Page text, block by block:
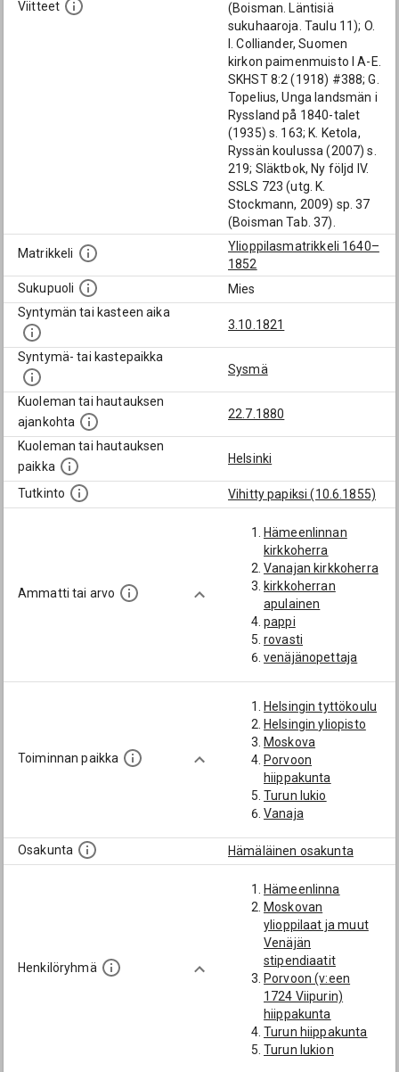
Viitteet
(Boisman. Läntisiä
sukuhaaroja. Taulu 11); O.
I. Colliander, Suomen
kirkon paimenmuisto I A-E.
SKHST 8:2 (1918) #388; G.
Topelius, Unga landsmän i
Ryssland på 1840-talet
(1935) s. 163; K. Ketola,
Ryssän koulussa (2007) s.
219; Släktbok, Ny följd IV.
SSLS 723 (utg. K.
Stockmann, 2009) sp. 37
(Boisman Tab. 37).
Matrikkeli
Ylioppilasmatrikkeli 1640–
1852
Sukupuoli
Mies
Syntymän tai kasteen aika
3.10.1821
Syntymä- tai kastepaikka
Sysmä
Kuoleman tai hautauksen
ajankohta
22.7.1880
Kuoleman tai hautauksen
paikka
Helsinki
Tutkinto Vihitty papiksi (10.6.1855)
Ammatti tai arvo
Hämeenlinnan
kirkkoherra
Vanajan kirkkoherra
kirkkoherran
apulainen
pappi
rovasti
venäjänopettaja
Toiminnan paikka
Helsingin tyttökoulu
Helsingin yliopisto
Moskova
Porvoon
hiippakunta
Turun lukio
Vanaja
Osakunta Hämäläinen osakunta
Henkilöryhmä
Hämeenlinna
Moskovan
ylioppilaat ja muut
Venäjän
stipendiaatit
Porvoon (v:een
1724 Viipurin)
hiippakunta
Turun hiippakunta
Turun lukion